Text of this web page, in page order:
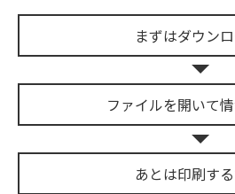
まずはダウン
ファイルを開いて
あとは印刷す